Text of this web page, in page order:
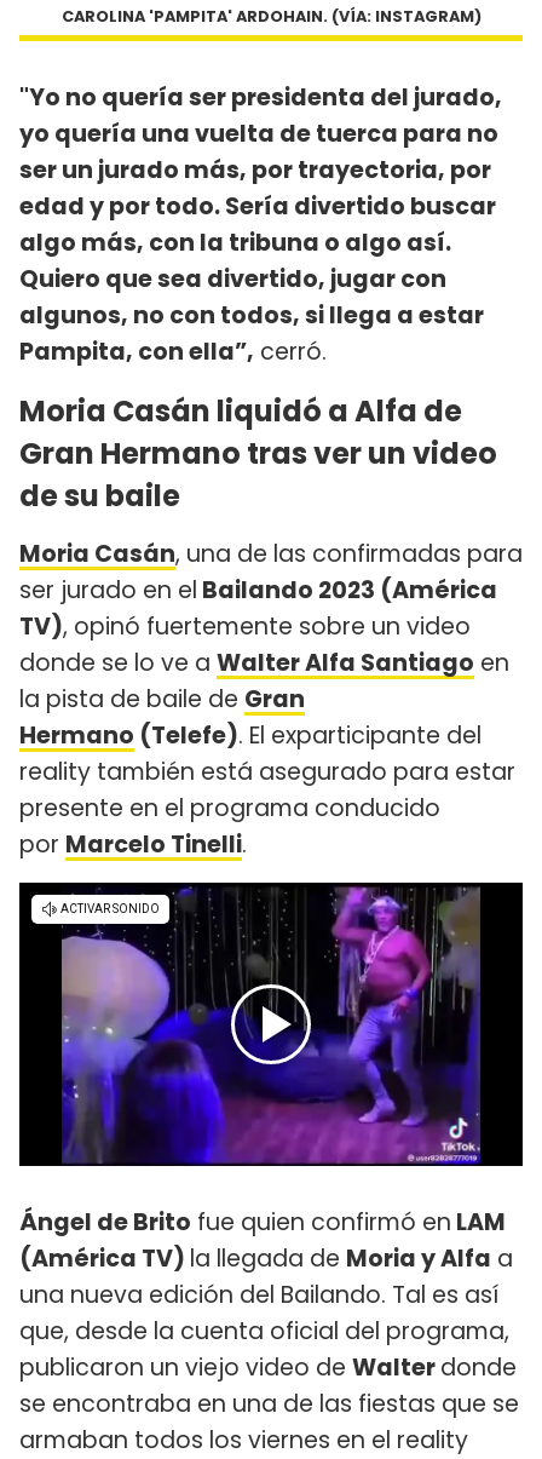
CAROLINA 'PAMPITA' ARDOHAIN. (VÍA: INSTAGRAM)
"Yo no quería ser presidenta del jurado,
yo quería una vuelta de tuerca para no
ser un jurado más, por trayectoria, por
edad y por todo. Sería divertido buscar
algo más, con la tribuna o algo así.
Quiero que sea divertido, jugar con
algunos, no con todos, si llega a estar
Pampita, con ella”, cerró.
Moria Casán liquidó a Alfa de
Gran Hermano tras ver un video
de su baile
Moria Casán, una de las confirmadas para
ser jurado en el Bailando 2023 (América
TV), opinó fuertemente sobre un video
donde se lo ve a Walter Alfa Santiago en
la pista de baile de Gran
Hermano (Telefe). El exparticipante del
reality también está asegurado para estar
presente en el programa conducido
por Marcelo Tinelli.
Ángel de Brito fue quien confirmó en LAM
(América TV) la llegada de Moria y Alfa a
una nueva edición del Bailando. Tal es así
que, desde la cuenta oficial del programa,
publicaron un viejo video de Walterdonde
se encontraba en una de las fiestas que se
armaban todos los viernes en el reality